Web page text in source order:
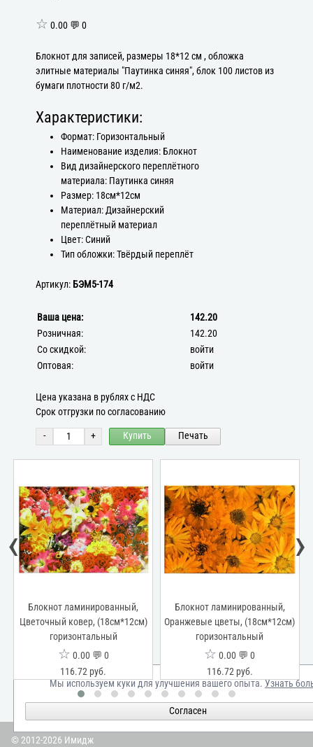
☆ 0.00 💬 0
Блокнот для записей, размеры 18*12 см , обложка
элитные материалы "Паутинка синяя", блок 100 листов из
бумаги плотности 80 г/м2.
Характеристики:
Формат: Горизонтальный
Наименование изделия: Блокнот
Вид дизайнерского переплётного
материала: Паутинка синяя
Размер: 18см*12см
Материал: Дизайнерский
переплётный материал
Цвет: Синий
Тип обложки: Твёрдый переплёт
Артикул: БЭМ5-174
Ваша цена:
142.20
Розничная:
142.20
Со скидкой:
войти
Оптовая:
войти
Цена указана в рублях с НДС
Срок отгрузки по согласованию
- + Купить Печать
Блокнот ламинированный,
Цветочный ковер, (18см*12см)
горизонтальный
☆ 0.00 💬 0
116.72 руб.
Блокнот ламинированный,
Оранжевые цветы, (18см*12см)
горизонтальный
☆ 0.00 💬 0
116.72 руб.
‹ ›
Мы используем куки для улучшения вашего опыта.Узнать
Согласен
© 2012-2026 Имидж